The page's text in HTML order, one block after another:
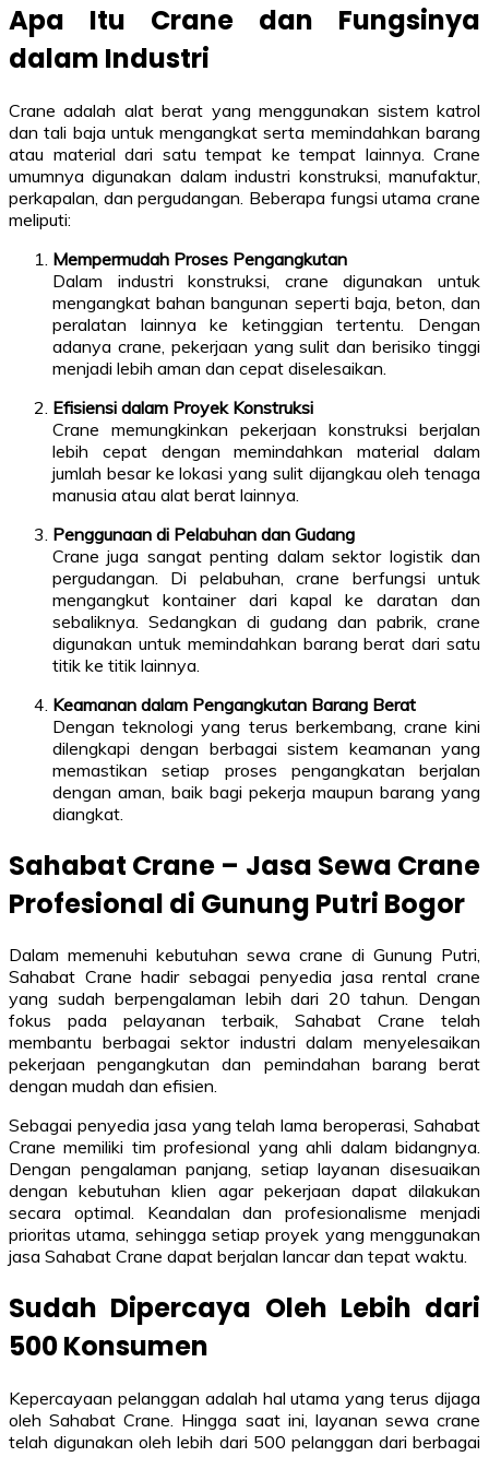
Apa Itu Crane dan Fungsinya
dalam Industri
Crane adalah alat berat yang menggunakan sistem katrol
dan tali baja untuk mengangkat serta memindahkan barang
atau material dari satu tempat ke tempat lainnya. Crane
umumnya digunakan dalam industri konstruksi, manufaktur,
perkapalan, dan pergudangan. Beberapa fungsi utama crane
meliputi:
Mempermudah Proses Pengangkutan
Dalam industri konstruksi, crane digunakan untuk
mengangkat bahan bangunan seperti baja, beton, dan
peralatan lainnya ke ketinggian tertentu. Dengan
adanya crane, pekerjaan yang sulit dan berisiko tinggi
menjadi lebih aman dan cepat diselesaikan.
Efisiensi dalam Proyek Konstruksi
Crane memungkinkan pekerjaan konstruksi berjalan
lebih cepat dengan memindahkan material dalam
jumlah besar ke lokasi yang sulit dijangkau oleh tenaga
manusia atau alat berat lainnya.
Penggunaan di Pelabuhan dan Gudang
Crane juga sangat penting dalam sektor logistik dan
pergudangan. Di pelabuhan, crane berfungsi untuk
mengangkut kontainer dari kapal ke daratan dan
sebaliknya. Sedangkan di gudang dan pabrik, crane
digunakan untuk memindahkan barang berat dari satu
titik ke titik lainnya.
Keamanan dalam Pengangkutan Barang Berat
Dengan teknologi yang terus berkembang, crane kini
dilengkapi dengan berbagai sistem keamanan yang
memastikan setiap proses pengangkatan berjalan
dengan aman, baik bagi pekerja maupun barang yang
diangkat.
Sahabat Crane – Jasa Sewa Crane
Profesional di Gunung Putri Bogor
Dalam memenuhi kebutuhan sewa crane di Gunung Putri,
Sahabat Crane hadir sebagai penyedia jasa rental crane
yang sudah berpengalaman lebih dari 20 tahun. Dengan
fokus pada pelayanan terbaik, Sahabat Crane telah
membantu berbagai sektor industri dalam menyelesaikan
pekerjaan pengangkutan dan pemindahan barang berat
dengan mudah dan efisien.
Sebagai penyedia jasa yang telah lama beroperasi, Sahabat
Crane memiliki tim profesional yang ahli dalam bidangnya.
Dengan pengalaman panjang, setiap layanan disesuaikan
dengan kebutuhan klien agar pekerjaan dapat dilakukan
secara optimal. Keandalan dan profesionalisme menjadi
prioritas utama, sehingga setiap proyek yang menggunakan
jasa Sahabat Crane dapat berjalan lancar dan tepat waktu.
Sudah Dipercaya Oleh Lebih dari
500 Konsumen
Kepercayaan pelanggan adalah hal utama yang terus dijaga
oleh Sahabat Crane. Hingga saat ini, layanan sewa crane
telah digunakan oleh lebih dari 500 pelanggan dari berbagai